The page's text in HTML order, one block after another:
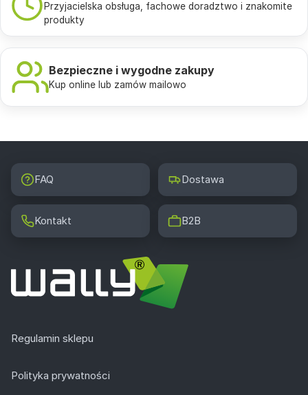
Przyjacielska obsługa, fachowe doradztwo i znakomite
produkty
Bezpieczne i wygodne zakupy
Kup online lub zamów mailowo
FAQ Dostawa
Kontakt B2B
Regulamin sklepu
Polityka prywatności